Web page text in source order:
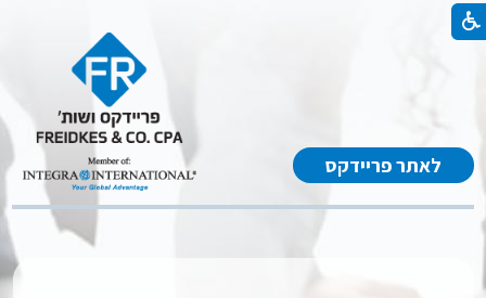
לאתר פריידקס